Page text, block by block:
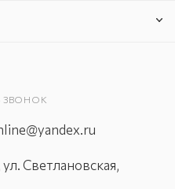
ЗВОНОК
Светлановская,